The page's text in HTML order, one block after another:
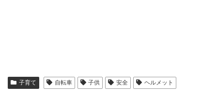
子育て 自転車 子供 安全 ヘルメット